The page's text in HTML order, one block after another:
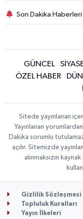
Son Dakika Haberleri
GÜNCEL
ÖZEL HABER
Sitede yayınlanan
Yayınlanan
Dakika sorumlu
açılır. Sitemizde
alınmaksızın
Gizlilik Sözleşmesi
Topluluk Kuralları
Yayın İlkeleri